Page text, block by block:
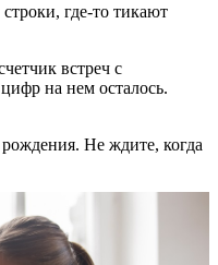
где-то тикают
встреч с
на нем осталось.
Не ждите, когда